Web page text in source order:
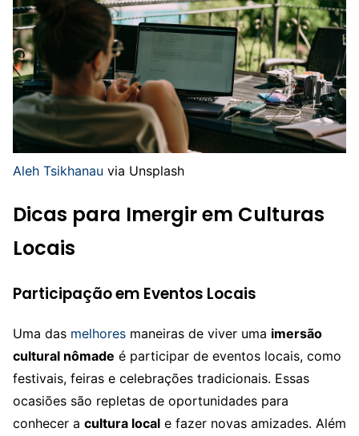
Aleh Tsikhanau via Unsplash
Dicas para Imergir em Culturas
Locais
Participação em Eventos Locais
Uma das melhores maneiras de viver uma imersão
cultural nômade é participar de eventos locais, como
festivais, feiras e celebrações tradicionais. Essas
ocasiões são repletas de oportunidades para
conhecer a cultura local e fazer novas amizades. Além